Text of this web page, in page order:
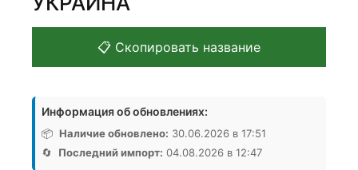
📋 Скопировать название
Информация об обновлениях:
📦 Наличие обновлено: 30.06.2026 в 17:51
🔄
Последний импорт: 04.08.2026 в 12:47